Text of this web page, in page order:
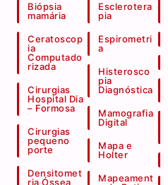
Biópsia
mamária
Ceratoscop
ia
Computado
rizada
Cirurgias
Hospital Dia
– Formosa
Cirurgias
pequeno
porte
Densitomet
ria Óssea
Esclerotera
pia
Espirometri
a
Histerosco
pia
Diagnóstica
Mamografia
Digital
Mapa e
Holter
Mapeament